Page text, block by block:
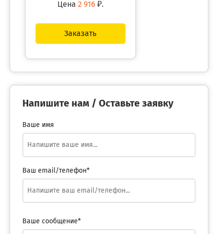
Цена 2 916 ₽.
Заказать
Напишите нам / Оставьте заявку
Ваше имя
Ваш email/телефон*
Ваше сообщение*